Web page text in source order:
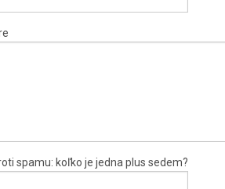
spamu: koľko je jedna plus sedem?